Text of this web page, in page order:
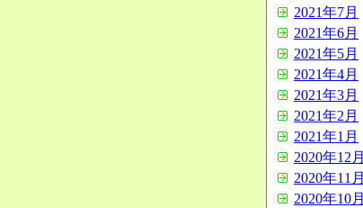
2021年7月
2021年6月
2021年5月
2021年4月
2021年3月
2021年2月
2021年1月
2020年12月
2020年11月
2020年10月